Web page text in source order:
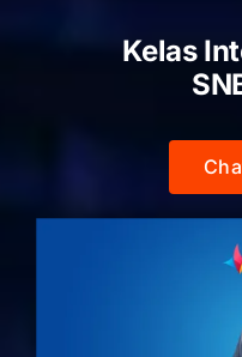
Kelas